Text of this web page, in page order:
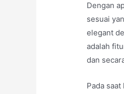
Dengan
sesuai
elegant
adalah
dan
Pada